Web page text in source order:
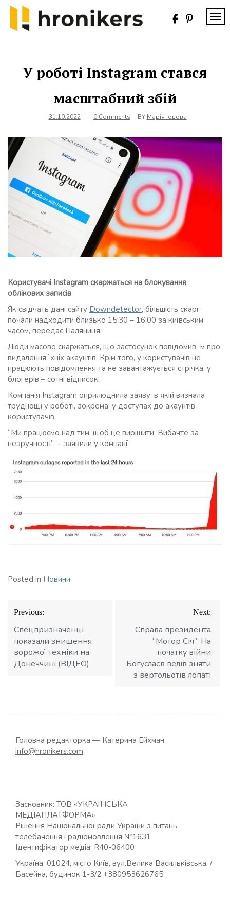
Skip
content
У роботі Instagram стався
масштабний збій
31.10.2022 0 Comments BY Марія Іовова
Користувачі Instagram скаржаться на блокування
облікових записів
Як свідчать дані сайту Downdetector, більшість скарг
почали надходити близько 15:30 – 16:00 за київським
часом, передає Паляниця.
Люди масово скаржаться, що застосунок повідомив їм про
видалення їхніх акаунтів. Крім того, у користувачів не
працюють повідомлення та не завантажується стрічка, у
блогерів – сотні відписок.
Компанія Instagram оприлюднила заяву, в якій визнала
труднощі у роботі, зокрема, у доступах до акаунтів
користувачів.
“Ми працюємо над тим, щоб це вирішити. Вибачте за
незручності”, – заявили у компанії.
Posted in Новини
Навігація
записів
Previous:
Спецпризначенці
показали знищення
ворожої техніки на
Донеччині (ВІДЕО)
Next:
Справа президента
“Мотор Січ”: На
початку війни
Богуслаєв велів зняти
з вертольотів лопаті
Головна редакторка — Катерина Ейхман
info@hronikers.com
Засновник: ТОВ «УКРАЇНСЬКА
МЕДІАПЛАТФОРМА»
Рішення Національної ради України з питань
телебачення і радіомовлення №1631
Ідентифікатор медіа: R40-06400
Україна, 01024, місто Київ, вул.Велика Васильківська, /
Басейна, будинок 1-3/2 +380953626765